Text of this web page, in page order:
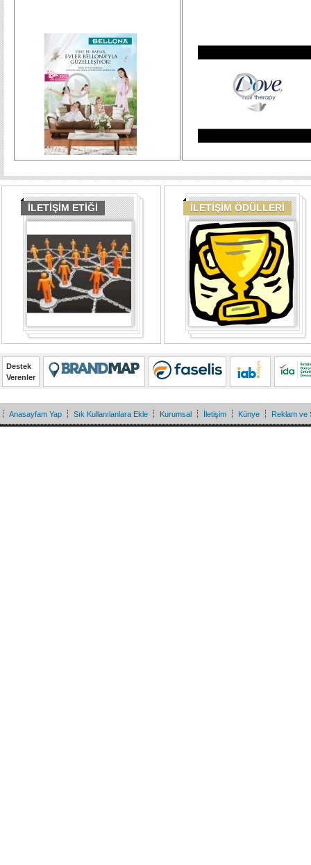
İLETİŞİM ETİĞİ İLETİŞİM ÖDÜLLERİ
Destek
Verenler
Anasayfam Yap Sık Kullanılanlara Ekle Kurumsal İletişim Künye Reklam ve